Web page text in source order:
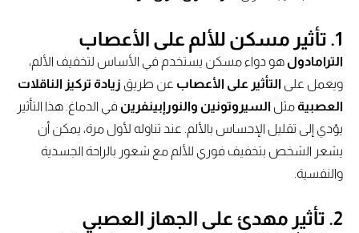
الترامادول هو دواء مسكن يستخدم في الأساس لتخفيف الألم،
ويعمل على
التأثير على الأعصابعن طريقزيادة تركيز الناقلات
العصبيةمثل السيروتونين والنورإبينفرينفي الدماغ. هذا التأثير
يؤدي إلى تقليل الإحساس بالألم. عند تناوله لأول مرة، يمكن أن
يشعر الشخص بتخفيف فوري للألم مع شعور بالراحة الجسدية
والنفسية.
2. تأثير مهدئ على الجهاز العصبي